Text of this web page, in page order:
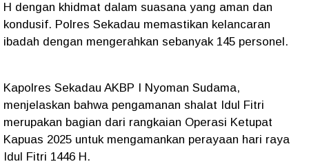
H dengan khidmat dalam suasana yang aman dan
kondusif. Polres Sekadau memastikan kelancaran
ibadah dengan mengerahkan sebanyak 145 personel.
Kapolres Sekadau AKBP I Nyoman Sudama,
menjelaskan bahwa pengamanan shalat Idul Fitri
merupakan bagian dari rangkaian Operasi Ketupat
Kapuas 2025 untuk mengamankan perayaan hari raya
Idul Fitri 1446 H.